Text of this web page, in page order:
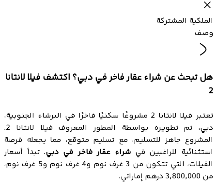
الملكية المشتركة
وصف
هل تبحث عن شراء عقار فاخر في دبي؟ اكتشف فيلا لانتانا
2
تعتبر فيلا لانتانا 2 مشروعًا سكنيًا فاخرًا في البرشاء الجنوبية،
دبي، تم تطويره بواسطة المطور المعروف فيلا لانتانا 2.
المشروع جاهز للتسليم، مع تسليم متوقع، مما يجعله فرصة
استثنائية للراغبين في شراء عقار فاخر في دبي. تبدأ أسعار
الفيلات، التي تتكون من 3 غرف نوم و4 غرف نوم و5 غرف نوم،
من 3,800,000 درهم إماراتي.